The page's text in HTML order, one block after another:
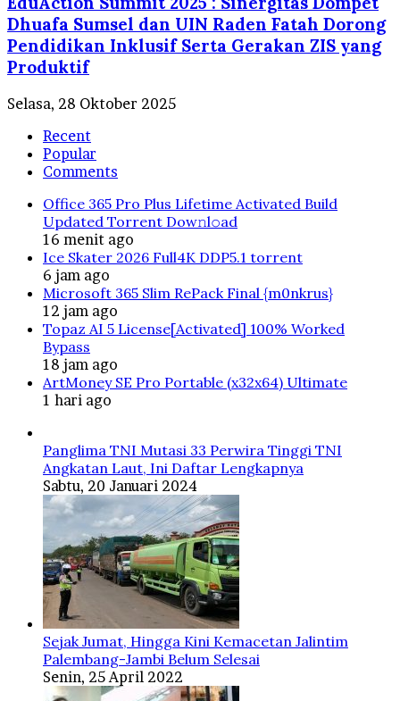
Dhuafa Sumsel dan UIN Raden Fatah Dorong
Pendidikan Inklusif Serta Gerakan ZIS yang
Produktif
Selasa, 28 Oktober 2025
Recent
Popular
Comments
Office 365 Pro Plus Lifetime Activated Build
Updated Torrent Dow𝚗l𝚘аd
16 menit ago
Ice Skater 2026 Full4K DDP5.1 torrent
6 jam ago
Microsoft 365 Slim RePack Final {m0nkrus}
12 jam ago
Topaz AI 5 License[Activated] 100% Worked
Bypass
18 jam ago
ArtMoney SE Pro Portable (x32x64) Ultimate
1 hari ago
Panglima TNI Mutasi 33 Perwira Tinggi TNI
Angkatan Laut, Ini Daftar Lengkapnya
Sabtu, 20 Januari 2024
Sejak Jumat, Hingga Kini Kemacetan Jalintim
Palembang-Jambi Belum Selesai
Senin, 25 April 2022